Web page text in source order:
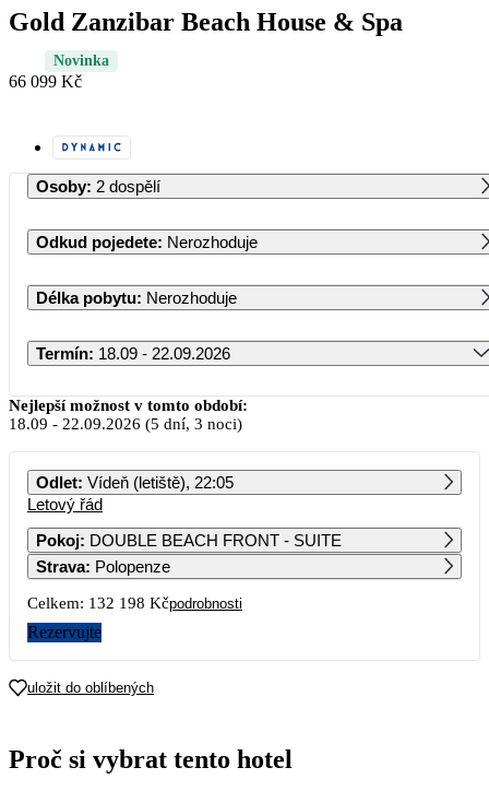
Gold Zanzibar Beach House & Spa
Novinka
66 099 Kč
Osoby: 2 dospělí
Odkud pojedete: Nerozhoduje
Délka pobytu: Nerozhoduje
Termín: 18.09 - 22.09.2026
Září 2026
PO ÚT ST ČT PÁ SO NE
7 8
21
Nejlepší možnost v tomto období:
18.09 - 22.09.2026 (5 dní, 3 noci)
Odlet: Vídeň (letiště), 22:05
Letový řád
Pokoj: DOUBLE BEACH FRONT - SUITE
Strava: Polopenze
Celkem: 132 198 Kčpodrobnosti
Rezervujte
uložit do oblíbených
Proč si vybrat tento hotel